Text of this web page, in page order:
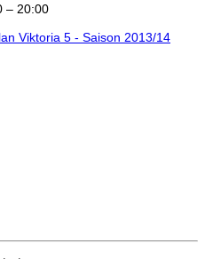
– 20:00
Viktoria 5 - Saison 2013/14